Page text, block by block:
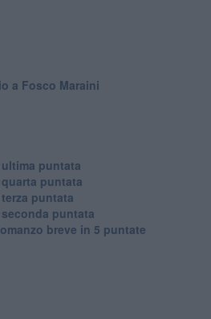
a Fosco Maraini
ultima puntata
quarta puntata
terza puntata
seconda puntata
breve in 5 puntate